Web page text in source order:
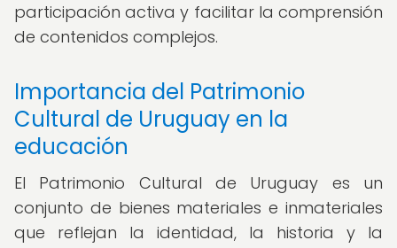
participación activa y facilitar la comprensión
de contenidos complejos.
Importancia del Patrimonio
Cultural de Uruguay en la
educación
El Patrimonio Cultural de Uruguay es un
conjunto de bienes materiales e inmateriales
que reflejan la identidad, la historia y la